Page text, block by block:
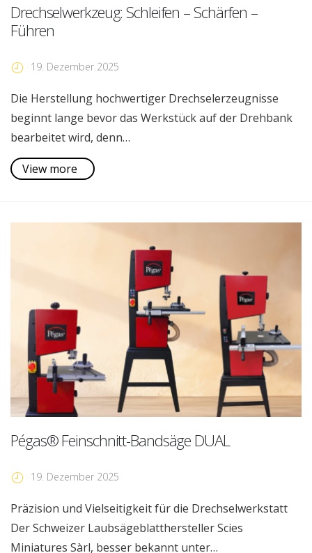
Drechselwerkzeug: Schleifen – Schärfen –
Führen
19. Dezember 2025
Die Herstellung hochwertiger Drechselerzeugnisse
beginnt lange bevor das Werkstück auf der Drehbank
bearbeitet wird, denn…
View more
Pégas® Feinschnitt-Bandsäge DUAL
19. Dezember 2025
Präzision und Vielseitigkeit für die Drechselwerkstatt
Der Schweizer Laubsägeblatthersteller Scies
Miniatures Sàrl, besser bekannt unter…